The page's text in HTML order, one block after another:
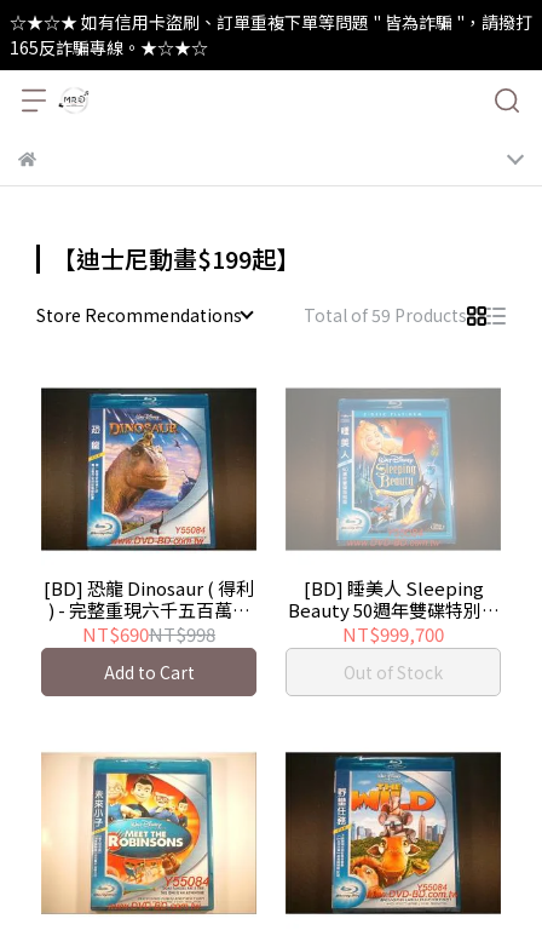
☆★☆★ 如有信用卡盜刷、訂單重複下單等問題 " 皆為詐騙 "，請撥打
165反詐騙專線。★☆★☆
【迪士尼動畫$199起】
Store Recommendations Total of 59 Products
[BD] 恐龍 Dinosaur ( 得利
) - 完整重現六千五百萬年
前的恐龍生活
NT$690NT$998
Add to Cart
[BD] 睡美人 Sleeping
Beauty 50週年雙碟特別版
( 得利 ) - 國語發音
NT$999,700
Out of Stock